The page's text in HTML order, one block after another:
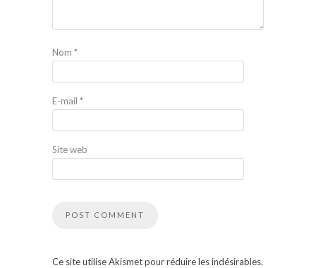
Nom *
E-mail *
Site web
Ce site utilise Akismet pour réduire les indésirables.